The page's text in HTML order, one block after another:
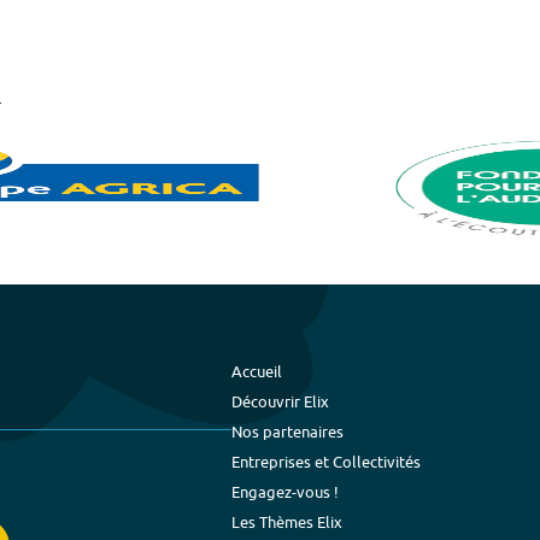
Accueil
Découvrir Elix
Nos partenaires
Entreprises et Collectivités
Engagez-vous !
Les Thèmes Elix